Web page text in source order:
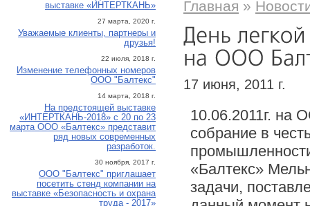
выставке «ИНТЕРТКАНЬ»
27 марта, 2020 г.
Уважаемые клиенты, партнеры и
друзья!
22 июля, 2018 г.
Изменение телефонных номеров
ООО "Балтекс"
14 марта, 2018 г.
На предстоящей выставке
«ИНТЕРТКАНЬ-2018» с 20 по 23
марта ООО «Балтекс» представит
ряд новых современных
разработок.
30 ноября, 2017 г.
ООО "Балтекс" приглашает
посетить стенд компании на
выставке «Безопасность и охрана
труда - 2017»
Главная »
17 июня, 2011 г.
10.06.2011г. на
собрание в
«Балтекс»
задачи,